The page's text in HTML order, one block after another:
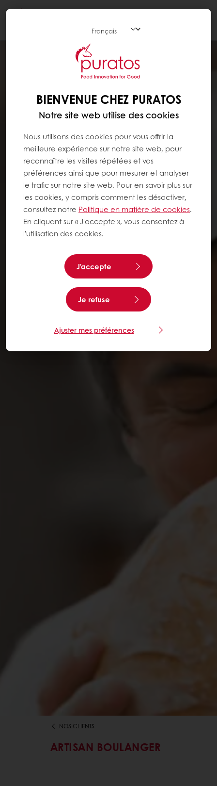
NOS CLIENTS
ARTISAN BOULANGER
BIENVENUE CHEZ PURATOS
Notre site web utilise des cookies
Nous utilisons des cookies pour vous offrir la
meilleure expérience sur notre site web, pour
reconnaître les visites répétées et vos
préférences ainsi que pour mesurer et analyser
le trafic sur notre site web. Pour en savoir plus sur
les cookies, y compris comment les désactiver,
consultez notre Politique en matière de cookies.
En cliquant sur « J'accepte », vous consentez à
l'utilisation des cookies.
J'accepte
Je refuse
Ajuster mes préférences